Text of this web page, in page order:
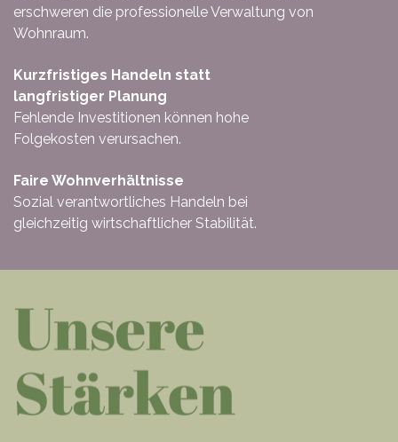
erschweren die professionelle Verwaltung von
Wohnraum.
Kurzfristiges Handeln statt
langfristiger Planung
Fehlende Investitionen können hohe
Folgekosten verursachen.
Faire Wohnverhältnisse
Sozial verantwortliches Handeln bei
gleichzeitig wirtschaftlicher Stabilität.